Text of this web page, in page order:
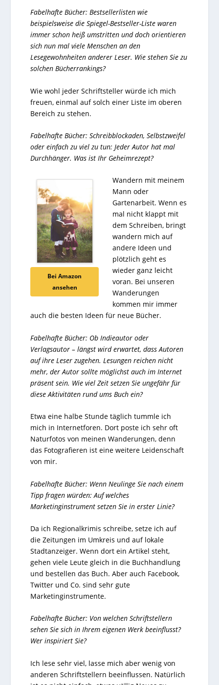
Fabelhafte Bücher: Bestsellerlisten wie
beispielsweise die Spiegel-Bestseller-Liste waren
immer schon heiß umstritten und doch orientieren
sich nun mal viele Menschen an den
Lesegewohnheiten anderer Leser. Wie stehen Sie zu
solchen Bücherrankings?
Wie wohl jeder Schriftsteller würde ich mich
freuen, einmal auf solch einer Liste im oberen
Bereich zu stehen.
Fabelhafte Bücher: Schreibblockaden, Selbstzweifel
oder einfach zu viel zu tun: Jeder Autor hat mal
Durchhänger. Was ist Ihr Geheimrezept?
Bei Amazon
ansehen
Wandern mit meinem
Mann oder
Gartenarbeit. Wenn es
mal nicht klappt mit
dem Schreiben, bringt
wandern mich auf
andere Ideen und
plötzlich geht es
wieder ganz leicht
voran. Bei unseren
Wanderungen
kommen mir immer
auch die besten Ideen für neue Bücher.
Fabelhafte Bücher: Ob Indieautor oder
Verlagsautor – längst wird erwartet, dass Autoren
auf ihre Leser zugehen. Lesungen reichen nicht
mehr, der Autor sollte möglichst auch im Internet
präsent sein. Wie viel Zeit setzen Sie ungefähr für
diese Aktivitäten rund ums Buch ein?
Etwa eine halbe Stunde täglich tummle ich
mich in Internetforen. Dort poste ich sehr oft
Naturfotos von meinen Wanderungen, denn
das Fotografieren ist eine weitere Leidenschaft
von mir.
Fabelhafte Bücher: Wenn Neulinge Sie nach einem
Tipp fragen würden: Auf welches
Marketinginstrument setzen Sie in erster Linie?
Da ich Regionalkrimis schreibe, setze ich auf
die Zeitungen im Umkreis und auf lokale
Stadtanzeiger. Wenn dort ein Artikel steht,
gehen viele Leute gleich in die Buchhandlung
und bestellen das Buch. Aber auch Facebook,
Twitter und Co. sind sehr gute
Marketinginstrumente.
Fabelhafte Bücher: Von welchen Schriftstellern
sehen Sie sich in Ihrem eigenen Werk beeinflusst?
Wer inspiriert Sie?
Ich lese sehr viel, lasse mich aber wenig von
anderen Schriftstellern beeinflussen. Natürlich